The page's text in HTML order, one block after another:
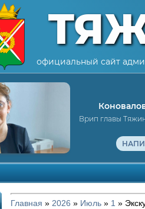
официальный сайт
Врип главы
Главная » 2026 » Июль » 1 »